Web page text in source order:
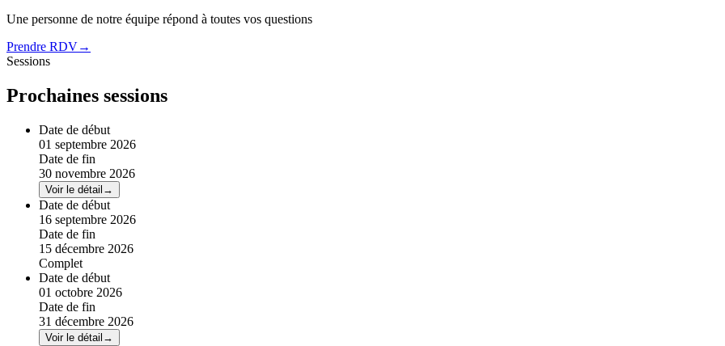
Une personne de notre équipe répond à toutes vos questions
Prendre RDV→
Sessions
Prochaines sessions
Date de début
01 septembre 2026
Date de fin
30 novembre 2026
Voir le détail →
Date de début
16 septembre 2026
Date de fin
15 décembre 2026
Complet
Date de début
01 octobre 2026
Date de fin
31 décembre 2026
Voir le détail →